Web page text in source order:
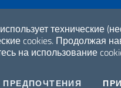
технические
cookies. Продолжая
на использование
ПРЕДПОЧТЕНИЯ COOKIES
ссылки
e cookie policy
права принадлежат МИД